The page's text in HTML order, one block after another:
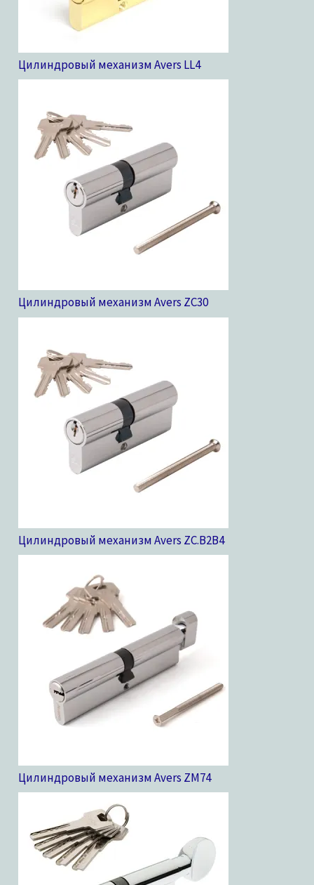
Цилиндровый механизм Avers LL4
Цилиндровый механизм Avers ZC30
Цилиндровый механизм Avers ZC.B2B4
Цилиндровый механизм Avers ZM74